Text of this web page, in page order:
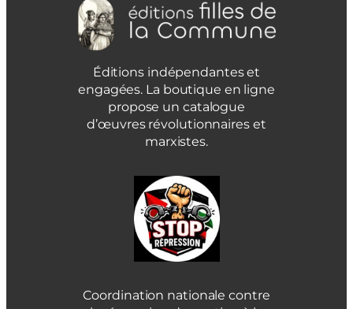
Éditions indépendantes et
engagées. La boutique en ligne
propose un catalogue
d’œuvres révolutionnaires et
marxistes.
Coordination nationale contre